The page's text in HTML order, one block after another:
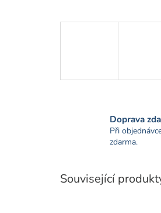
Doprava
Při
zdarma.
Související